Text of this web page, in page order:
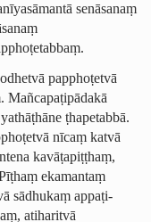
senāsanaṃ
papphoṭetvā
Mañca­paṭi­pādakā
ṭhapetabbā.
nīcaṃ katvā
kavāṭapiṭṭhaṃ,
ekamantaṃ
sādhukaṃ appaṭi­
atiharitvā